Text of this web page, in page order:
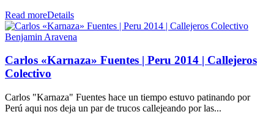
Read moreDetails
Benjamin Aravena
Carlos «Karnaza» Fuentes | Peru 2014 | Callejeros
Colectivo
Carlos "Karnaza" Fuentes hace un tiempo estuvo patinando por
Perú aqui nos deja un par de trucos callejeando por las...